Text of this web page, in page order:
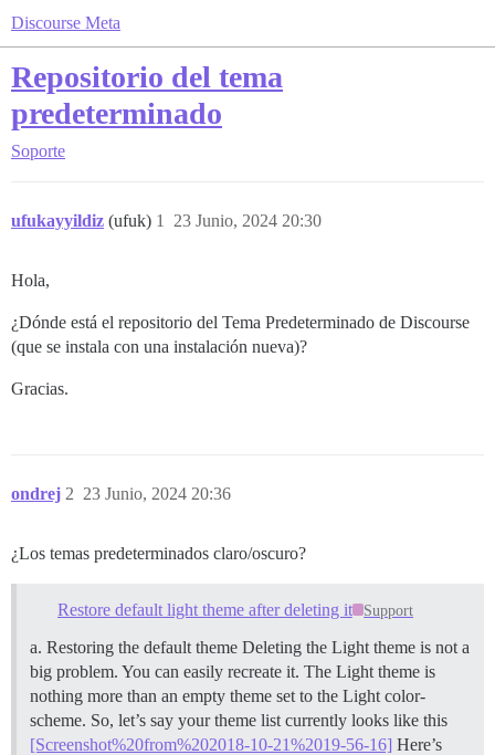
Discourse Meta
Repositorio del tema
predeterminado
Soporte
ufukayyildiz (ufuk) 23 Junio, 2024 20:30
1
Hola,
¿Dónde está el repositorio del Tema Predeterminado de Discourse
(que se instala con una instalación nueva)?
Gracias.
ondrej 23 Junio, 2024 20:36
2
¿Los temas predeterminados claro/oscuro?
Restore default light theme after deleting it Support
a. Restoring the default theme Deleting the Light theme is not a
big problem. You can easily recreate it. The Light theme is
nothing more than an empty theme set to the Light color-
scheme. So, let’s say your theme list currently looks like this
[Screenshot%20from%202018-10-21%2019-56-16] Here’s